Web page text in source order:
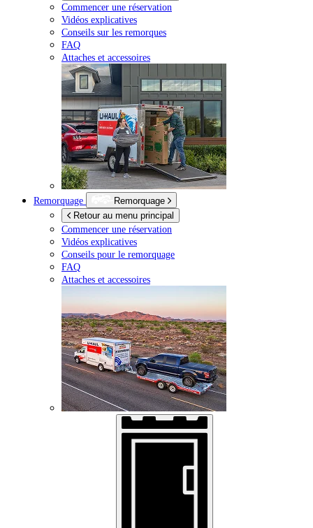
Commencer une réservation
Vidéos explicatives
Conseils sur les remorques
FAQ
Attaches et accessoires
Remorquage
Remorquage
Retour au menu principal
Commencer une réservation
Vidéos explicatives
Conseils pour le remorquage
FAQ
Attaches et accessoires